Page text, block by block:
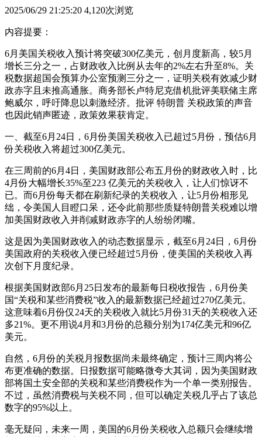
2025/06/29 21:25:20 4,120次浏览
内容提要：
6月美国关税收入预计将突破300亿美元，创月度新高，较5月
增长三分之一，占财政收入比例从去年的2%左右升至8%。关
税数据超国会预算办公室预测三分之一，证明关税有效减少财
政赤字且未推高通胀。商务部长卢特尼克借机批评美联储主席
鲍威尔，呼吁降息以刺激经济。批评 特朗普 关税政策的声音
也因此销声匿迹，政策效果获肯定。
一、截至6月24日，6月份美国关税收入已超过5月份，预估6月
份关税收入将超过300亿美元。
在三周前的6月4日，美国财政部公布五月份的财政收入时，比
4月份大幅增长35%至223 亿美元的关税收入，让人们惊讶不
已。而6月份每天都在刷新纪录的关税收入，让5月份相形见
绌，令美国人目瞪口呆，还令此前那些质疑特朗普关税难以增
加美国财政收入并削减财政赤字的人纷纷闭嘴。
这是因为美国财政收入的动态数据显示，截至6月24日，6月份
美国政府的关税收入便已经超过5月份，使美国的关税收入再
次创下月度纪录。
根据美国财政部6月25日发布的最新每日税收报告，6月份美
国“关税和某些消费税”收入的最新数据已经超过270亿美元。
这意味着6月份仅24天的关税收入就比5月份31天的关税收入还
多21%。更不用说4月和3月份的总额分别为174亿美元和96亿
美元。
自然，6月份的关税月报数据尚未最终确定，预计三周内将公
布更准确的数据。日报数据可能略微夸大其词，因为美国财政
部将国土安全部的关税和某些消费税作为一个单一类别报告。
不过，虽然消费税与关税不同，但可以确定关税几乎占了该总
数字的95%以上。
毫无疑问，未来一周，美国的6月份关税收入总额只会继续增